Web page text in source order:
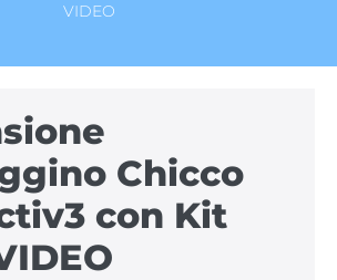
VIDEO
Chicco
con Kit